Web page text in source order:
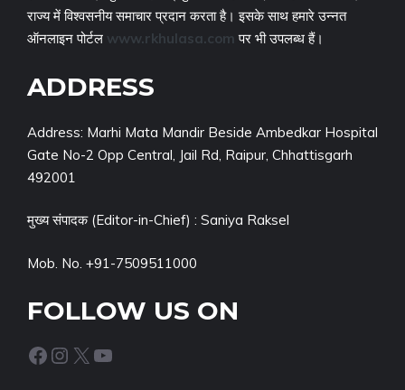
राज्य में विश्वसनीय समाचार प्रदान करता है। इसके साथ हमारे उन्नत
ऑनलाइन पोर्टल www.rkhulasa.com पर भी उपलब्ध हैं।
ADDRESS
Address: Marhi Mata Mandir Beside Ambedkar Hospital
Gate No-2 Opp Central, Jail Rd, Raipur, Chhattisgarh
492001
मुख्य संपादक (Editor-in-Chief) : Saniya Raksel
Mob. No. +91-7509511000
FOLLOW US ON
Facebook Instagram X YouTube